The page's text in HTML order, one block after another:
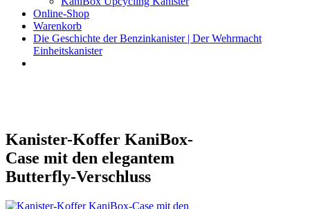
Online-Shop
Warenkorb
Die Geschichte der Benzinkanister | Der Wehrmacht
Einheitskanister
Kanister-Koffer KaniBox-
Case mit den elegantem
Butterfly-Verschluss